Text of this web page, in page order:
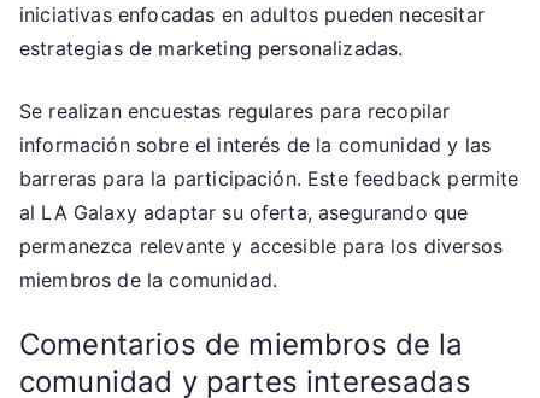
iniciativas enfocadas en adultos pueden necesitar
estrategias de marketing personalizadas.
Se realizan encuestas regulares para recopilar
información sobre el interés de la comunidad y las
barreras para la participación. Este feedback permite
al LA Galaxy adaptar su oferta, asegurando que
permanezca relevante y accesible para los diversos
miembros de la comunidad.
Comentarios de miembros de la
comunidad y partes interesadas